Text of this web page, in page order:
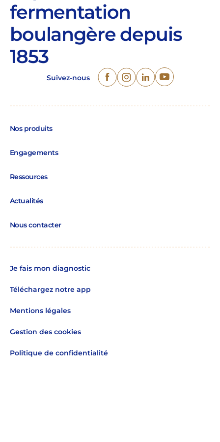
fermentation
boulangère depuis
1853
Suivez-nous
Nos produits
Engagements
Ressources
Actualités
Nous contacter
Je fais mon diagnostic
Téléchargez notre app
Mentions légales
Gestion des cookies
Politique de confidentialité